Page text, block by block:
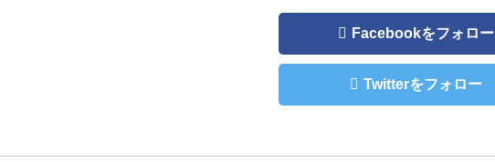
Facebookをフォロー
Twitterをフォロー